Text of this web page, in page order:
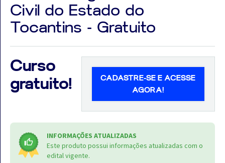
VIVO
GRATUITAS!
Civil do Estado do
Tocantins - Gratuito
Curso
gratuito!
CADASTRE-SE E ACESSE
AGORA!
INFORMAÇÕES ATUALIZADAS
Este produto possui informações atualizadas com o
edital vigente.